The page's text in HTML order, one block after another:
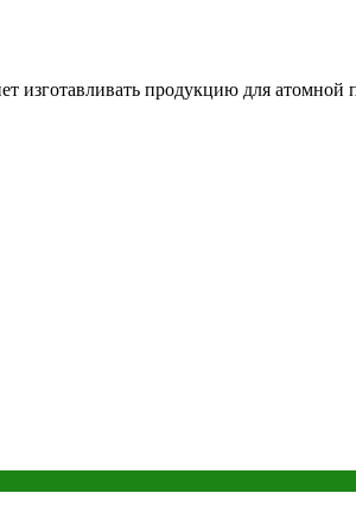
изготавливать продукцию для